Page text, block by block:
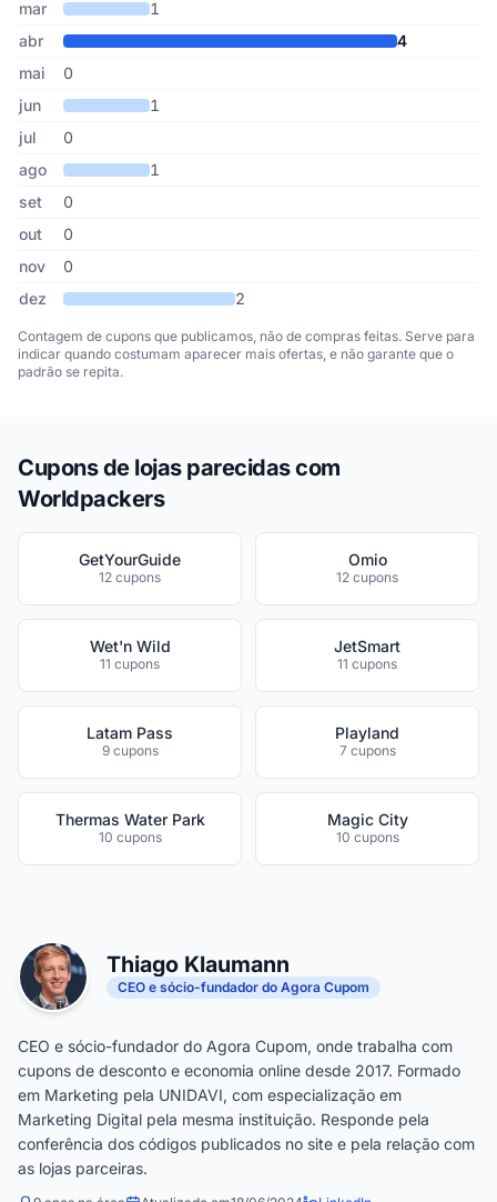
mar
1
abr
4
mai
0
jun
1
jul
0
ago
1
set
0
out
0
nov
0
dez
2
Contagem de cupons que publicamos, não de compras feitas. Serve para
indicar quando costumam aparecer mais ofertas, e não garante que o
padrão se repita.
Cupons de lojas parecidas com
Worldpackers
GetYourGuide
12 cupons
Omio
12 cupons
Wet'n Wild
11 cupons
JetSmart
11 cupons
Latam Pass
9 cupons
Playland
7 cupons
Thermas Water Park
10 cupons
Magic City
10 cupons
Thiago Klaumann
CEO e sócio-fundador do Agora Cupom
CEO e sócio-fundador do Agora Cupom, onde trabalha com
cupons de desconto e economia online desde 2017. Formado
em Marketing pela UNIDAVI, com especialização em
Marketing Digital pela mesma instituição. Responde pela
conferência dos códigos publicados no site e pela relação com
as lojas parceiras.